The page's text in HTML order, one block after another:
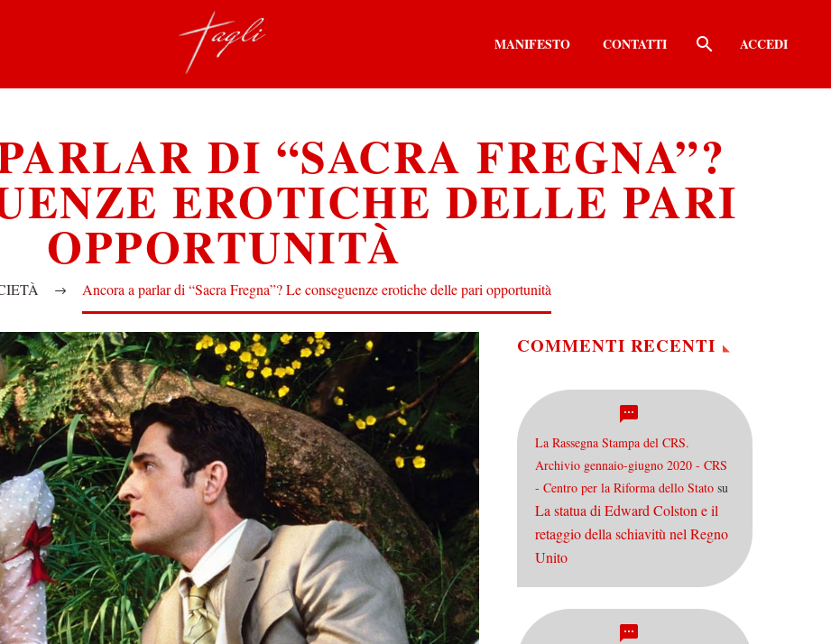
MANIFESTO CONTATTI ACCEDI
DI “SACRA FREGNA”?
EROTICHE DELLE PARI
OPPORTUNITÀ
Ancora a parlar di “Sacra Fregna”? Le conseguenze erotiche delle pari opportunità
COMMENTI RECENTI
La Rassegna Stampa del CRS.
Archivio gennaio-giugno 2020 - CRS
- Centro per la Riforma dello Stato su
La statua di Edward Colston e il
retaggio della schiavitù nel Regno
Unito